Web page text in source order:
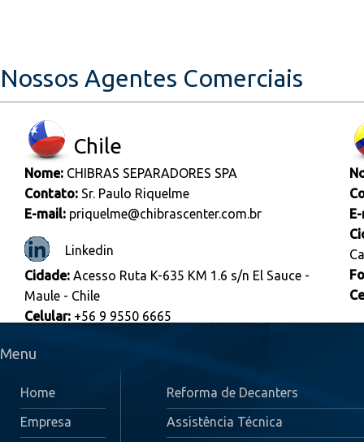
Nossos Agentes Comerciais
Chile
Nome: CHIBRAS SEPARADORES SPA
Contato: Sr. Paulo Riquelme
E-mail: priquelme@chibrascenter.com.br
Linkedin
Cidade: Acesso Ruta K-635 KM 1.6 s/n El Sauce -
Maule - Chile
Celular: +56 9 9550 6665
Menu
Home
Empresa
Reforma de Decanters
Assistência Técnica